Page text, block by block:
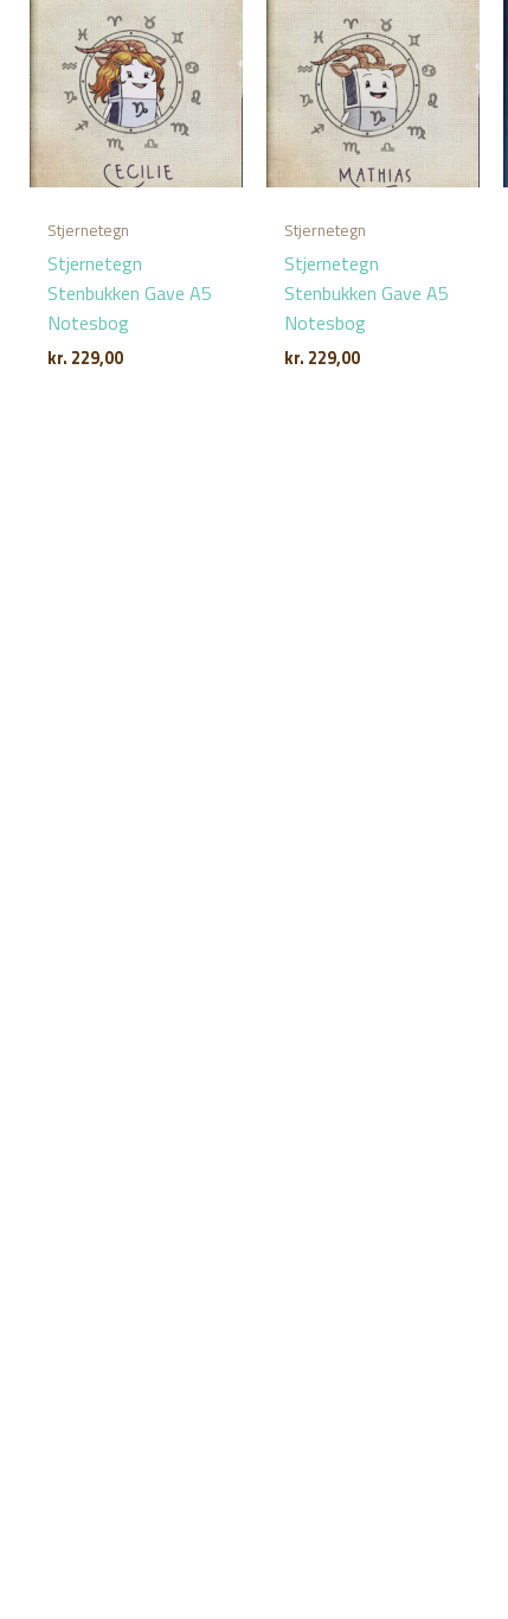
Stjernetegn
Stjernetegn
Stenbukken Gave A5
Notesbog
kr. 229,00
Stjernetegn
Stjernetegn
Stenbukken Gave A5
Notesbog
kr. 229,00